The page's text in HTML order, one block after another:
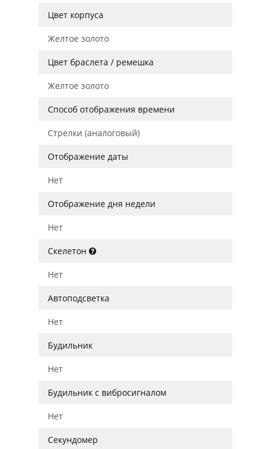
Цвет корпуса
Желтое золото
Цвет браслета / ремешка
Желтое золото
Способ отображения времени
Стрелки (аналоговый)
Отображение даты
Нет
Отображение дня недели
Нет
Скелетон
Нет
Автоподсветка
Нет
Будильник
Нет
Будильник с вибросигналом
Нет
Секундомер